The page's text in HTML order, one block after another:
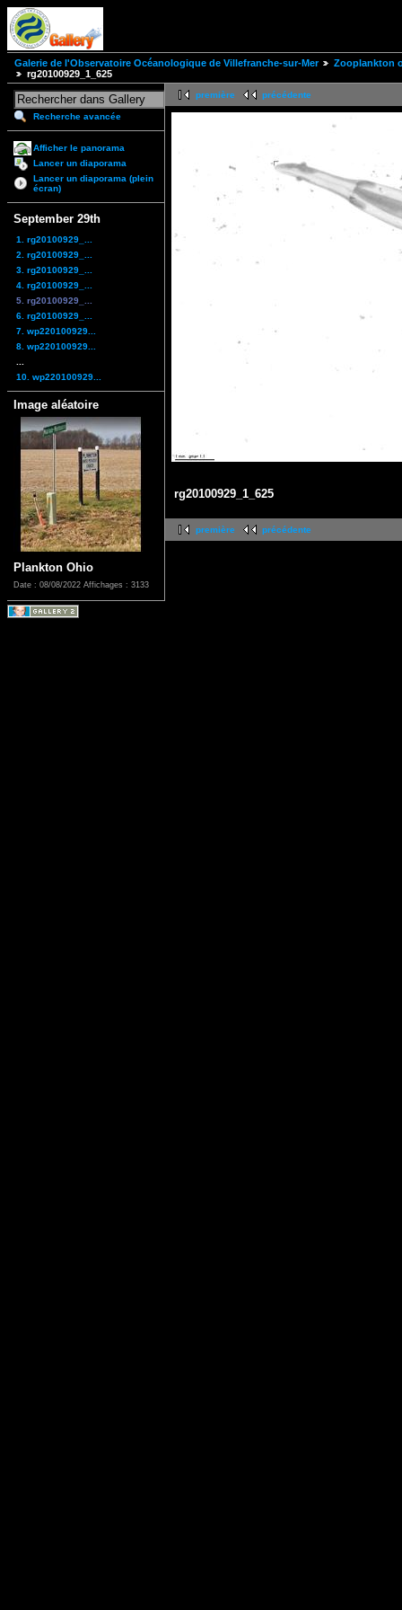
Galerie de l'Observatoire Océanologique de Villefranche-sur-Mer
Zooplankton
rg20100929_1_625
Recherche avancée
Afficher le panorama
Lancer un diaporama
Lancer un diaporama (plein
écran)
September 29th
1. rg20100929_...
2. rg20100929_...
3. rg20100929_...
4. rg20100929_...
5. rg20100929_...
6. rg20100929_...
7. wp220100929...
8. wp220100929...
10. wp220100929...
Image aléatoire
Plankton Ohio
Date : 08/08/2022 Affichages : 3133
première précédente
rg20100929_1_625
première précédente